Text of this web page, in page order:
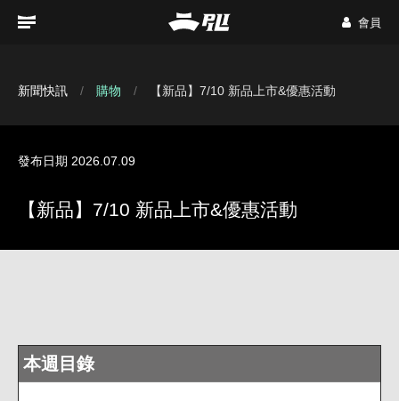
會員
新聞快訊 購物 【新品】7/10 新品上市&優惠活動
發布日期 2026.07.09
【新品】7/10 新品上市&優惠活動
本週目錄